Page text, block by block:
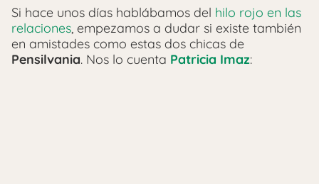
Si hace unos días hablábamos del hilo rojo en las
relaciones, empezamos a dudar si existe también
en amistades como estas dos chicas de
Pensilvania. Nos lo cuenta Patricia Imaz: